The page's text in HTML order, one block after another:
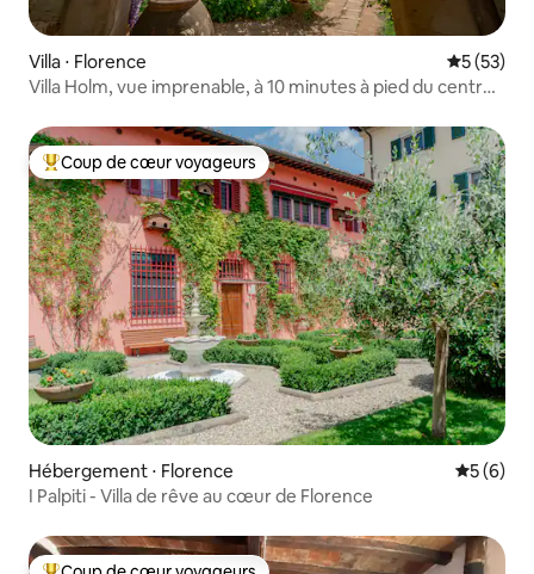
Villa ⋅ Florence
5 (53)
Villa Holm, vue imprenable, à 10 minutes à pied du centre-
Coups de cœur voyageurs les plus appréciés
Coup de cœur voyageurs
Hébergement ⋅ Florence
5 (6)
I Palpiti - Villa de rêve au cœur de Florence